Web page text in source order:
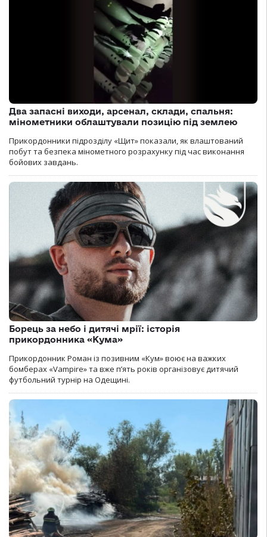
Два запасні виходи, арсенал, склади, спальня:
мінометники облаштували позицію під землею
Прикордонники підрозділу «Щит» показали, як влаштований
побут та безпека мінометного розрахунку під час виконання
бойових завдань.
Борець за небо і дитячі мрії: історія
прикордонника «Кума»
Прикордонник Роман із позивним «Кум» воює на важких
бомберах «Vampire» та вже п’ять років організовує дитячий
футбольний турнір на Одещині.